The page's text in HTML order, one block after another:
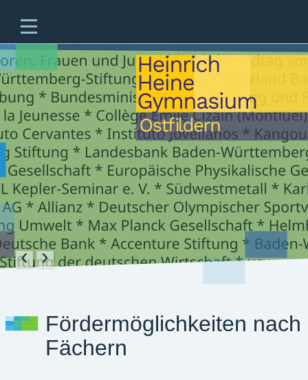
Home
Unsere Schule
Unterricht & Angebote
Zukünftige Fünftklässler
offene Ganztagesschule
Beratung
Schulleben
Service
‹ ›
Fördermöglichkeiten nach
Fächern